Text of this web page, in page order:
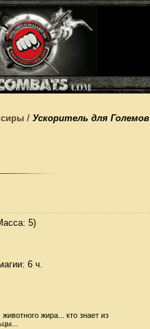
/ Ускоритель для Големов
5)
6 ч.
жира... кто знает из